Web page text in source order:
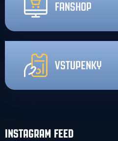
FANSHOP
VSTUPENKY
INSTAGRAM FEED